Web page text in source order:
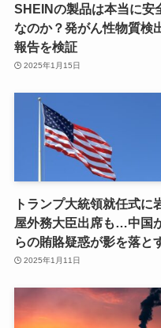
SHEINの製品は本当に安
なのか？発がん性物質検
報告を検証
2025年1月15日
トランプ大統領就任式に
屋外務大臣出席も…中国
らの賄賂疑惑が影を落と
2025年1月11日